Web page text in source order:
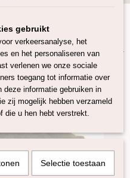
Naturel
gebruikt
verkeersanalyse, het
en het personaliseren van
verlenen we onze sociale
toegang tot informatie over
deze informatie gebruiken in
zij mogelijk hebben verzameld
die u hen hebt verstrekt.
Selectie toestaan